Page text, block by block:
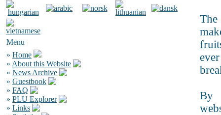
Menu
» Home
» About this Website
» News Archive
» Guestbook
» FAQ
» PLU Explorer
» Links
By